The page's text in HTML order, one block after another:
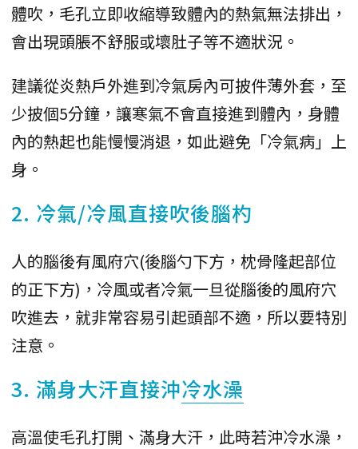
體吹，毛孔立即收縮導致體內的熱氣無法排出，
會出現頭脹不舒服或壞肚子等不適狀況。
建議從炎熱戶外進到冷氣房內可披件薄外套，至
少披個5分鐘，讓寒氣不會直接進到體內，身體
內的熱起也能慢慢消退，如此避免「冷氣病」上
身。
2. 冷氣/冷風直接吹後腦杓
人的腦後有風府穴(後腦勺下方，枕骨隆起部位
的正下方)，冷風或者冷氣一旦從腦後的風府穴
吹進去，就非常容易引起頭部不適，所以要特別
注意。
3. 滿身大汗直接沖冷水澡
高溫使毛孔打開、滿身大汗，此時若沖冷水澡，